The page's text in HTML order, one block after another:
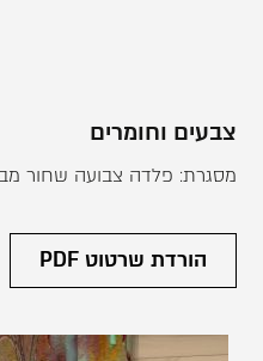
צבעים וחומרים
מסגרת: פלדה צבועה שחור
הורדת שרטוט PDF